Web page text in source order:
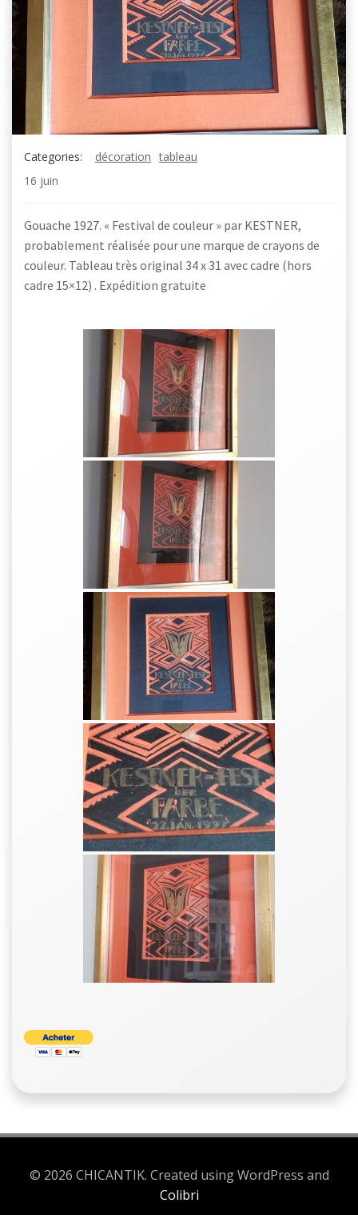
Categories: décoration tableau
16 juin
Gouache 1927. « Festival de couleur » par KESTNER,
probablement réalisée pour une marque de crayons de
couleur. Tableau très original 34 x 31 avec cadre (hors
cadre 15×12) . Expédition gratuite
© 2026 CHICANTIK. Created using WordPress and
Colibri